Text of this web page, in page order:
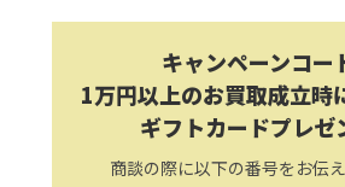
キャンペーンコー
1万円以上のお買取成立時
ギフトカードプレゼ
商談の際に以下の番号をお伝え